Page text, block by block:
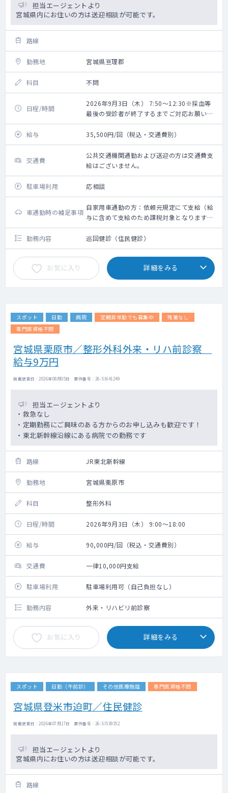
担当エージェントより
宮城県内にお住いの方は送迎相談が可能です。
路線
勤務地 宮城県亘理郡
科目 不問
日程/時間
2026年9月3日（木） 7:50～12:30※採血等
最後の受診者が終了するまでご対応お願いい
たします。
給与
35,500円/回（税込・交通費別）
交通費
公共交通機関通勤および送迎の方は交通費支
給はございません。
駐車場利用 応相談
車通勤時の補足事項
自家用車通勤の方：依頼元規定にて支給（給
与に含めて支給のため課税対象となります。
備考欄参照ください）
勤務内容
巡回健診（住民健診）
お気に入り 詳細をみる
スポット 日勤 病院 定期非常勤でも募集中
残業なし
専門医資格不問
宮城県栗原市／整形外科外来・リハ前診察
給与9万円
掲載更新日 : 2026年08月05日 案件番号 : 26-SI641249
担当エージェントより
・救急なし
・定期勤務にご興味のある方からのお申し込みも歓迎です！
・東北新幹線沿線にある病院での勤務です
路線 JR東北新幹線
勤務地 宮城県栗原市
科目 整形外科
日程/時間 2026年9月3日（木） 9:00～18:00
給与 90,000円/回（税込・交通費別）
交通費 一律10,000円支給
駐車場利用 駐車場利用可（自己負担なし）
勤務内容 外来・リハビリ前診察
お気に入り 詳細をみる
スポット 日勤（午前診） その他医療施設 専門医資格不問
宮城県登米市迫町／住民健診
掲載更新日 : 2026年07月17日 案件番号 : 26-SI539352
担当エージェントより
宮城県内にお住いの方は送迎相談が可能です。
路線